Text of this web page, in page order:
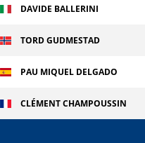
DAVIDE BALLERINI
TORD GUDMESTAD
PAU MIQUEL DELGADO
CLÉMENT CHAMPOUSSIN